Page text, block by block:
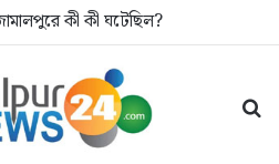
কী কী ঘটেছিল?